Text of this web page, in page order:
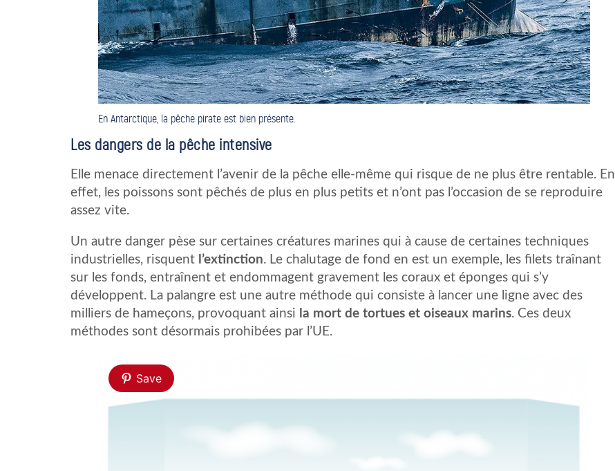
En Antarctique, la pêche pirate est bien présente.
Les dangers de la pêche intensive
Elle menace directement l’avenir de la pêche elle-même qui risque de ne plus être rentable. En
effet, les poissons sont pêchés de plus en plus petits et n’ont pas l’occasion de se reproduire
assez vite.
Un autre danger pèse sur certaines créatures marines qui à cause de certaines techniques
industrielles, risquent l’extinction. Le chalutage de fond en est un exemple, les filets traînant
sur les fonds, entraînent et endommagent gravement les coraux et éponges qui s’y
développent. La palangre est une autre méthode qui consiste à lancer une ligne avec des
milliers de hameçons, provoquant ainsi la mort de tortues et oiseaux marins. Ces deux
méthodes sont désormais prohibées par l’UE.
Save